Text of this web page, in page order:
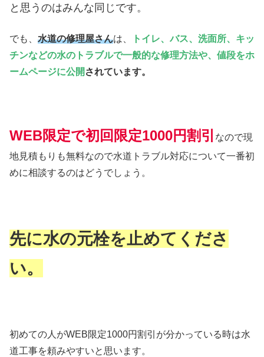
と思うのはみんな同じです。
でも、 水道の修理屋さんは、
トイレ、バス、洗面所、キッ
チンなどの水のトラブルで一般的な修理方法や、値段をホ
ームページに公開 されています。
WEB限定で初回限定1000円割引
なので現
地見積もりも無料なので水道トラブル対応について一番初
めに相談するのはどうでしょう。
先に水の元栓を止めてくださ
い。
初めての人がWEB限定1000円割引が分かっている時は水
道工事を頼みやすいと思います。